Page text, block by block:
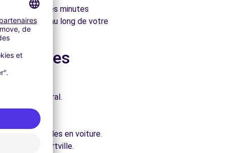
en quelques minutes
tout au long de votre
dans les
architectural.
accessibles en voiture.
de Alfortville.